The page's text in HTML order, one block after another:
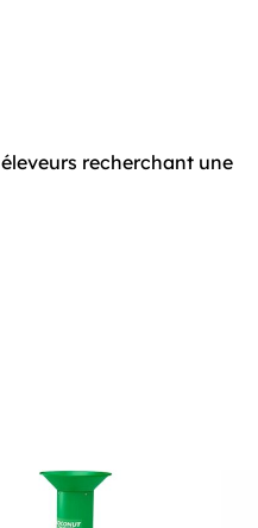
recherchant une